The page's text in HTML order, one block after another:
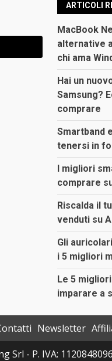
ARTICOLI
MacBook
alternative
chi ama
Hai un
Samsung?
comprare
Smartband
tenersi in
I migliori
comprare
Riscalda il
venduti su
Gli
i 5 migliori
Le 5
imparare a
Newsletter
- P. IVA: